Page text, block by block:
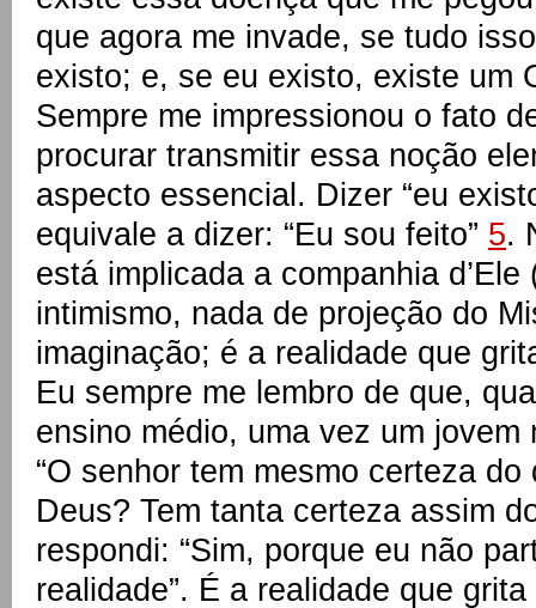
que agora me invade, se tudo
existo; e, se eu existo, existe um
Sempre me impressionou o fato
procurar transmitir essa noção
aspecto essencial. Dizer “eu
equivale a dizer: “Eu sou feito” 5.
está implicada a companhia d’Ele
intimismo, nada de projeção do
imaginação; é a realidade que
Eu sempre me lembro de que,
ensino médio, uma vez um
“O senhor tem mesmo certeza
Deus? Tem tanta certeza assim
respondi: “Sim, porque eu não
realidade”. É a realidade que